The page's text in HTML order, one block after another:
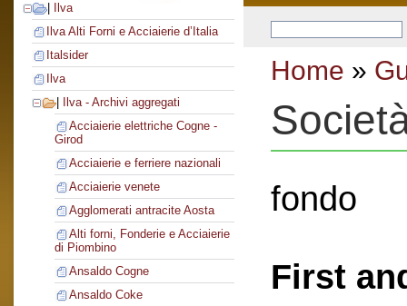
Ilva
Ilva Alti Forni e Acciaierie d’Italia
Italsider
Ilva
Ilva - Archivi aggregati
Acciaierie elettriche Cogne -
Girod
Acciaierie e ferriere nazionali
Acciaierie venete
Agglomerati antracite Aosta
Alti forni, Fonderie e Acciaierie
di Piombino
Ansaldo Cogne
Ansaldo Coke
Home »
fondo
First